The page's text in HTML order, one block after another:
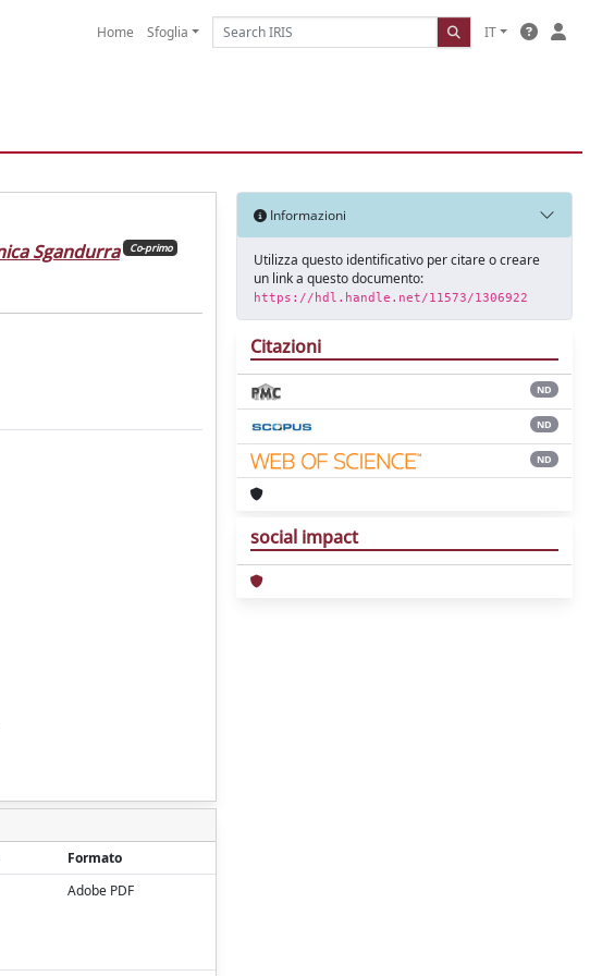
Home Sfoglia IT
Sgandurra Co-primo
Formato
Adobe PDF
Informazioni
Utilizza questo identificativo per citare o creare
un link a questo documento:
https://hdl.handle.net/11573/1306922
Citazioni
ND
ND
ND
social impact